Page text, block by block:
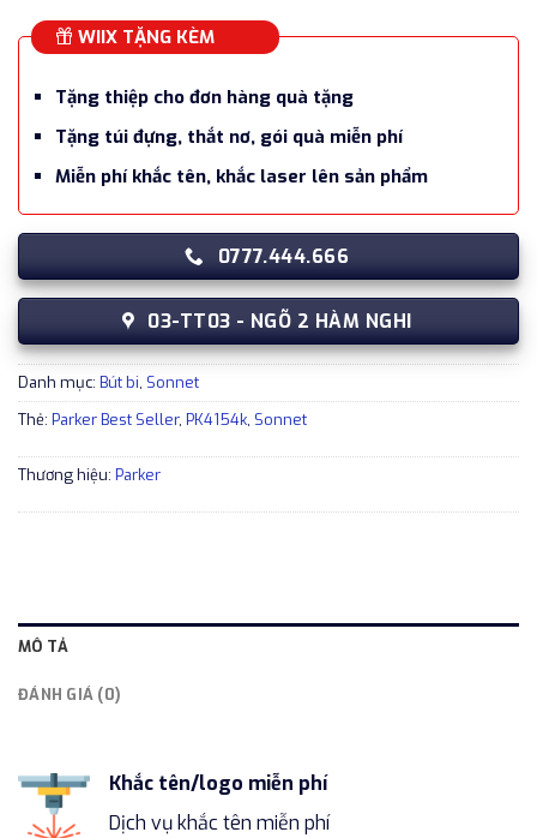
WIIX TẶNG KÈM
Tặng thiệp cho đơn hàng quà tặng
Tặng túi đựng, thắt nơ, gói quà miễn phí
Miễn phí khắc tên, khắc laser lên sản phẩm
0777.444.666
03-TT03 - NGÕ 2 HÀM NGHI
Danh mục: Bút bi, Sonnet
Thẻ: Parker Best Seller, PK4154k, Sonnet
Thương hiệu: Parker
MÔ TẢ
ĐÁNH GIÁ (0)
Khắc tên/logo miễn phí
Dịch vụ khắc tên miễn phí